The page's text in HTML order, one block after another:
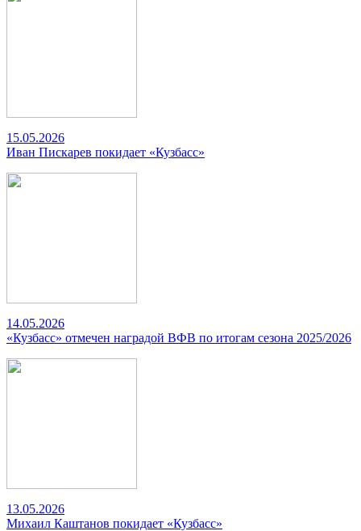
15.05.2026
Иван Пискарев покидает «Кузбасс»
14.05.2026
«Кузбасс» отмечен наградой ВФВ по итогам сезона 2025/2026
13.05.2026
Михаил Каштанов покидает «Кузбасс»